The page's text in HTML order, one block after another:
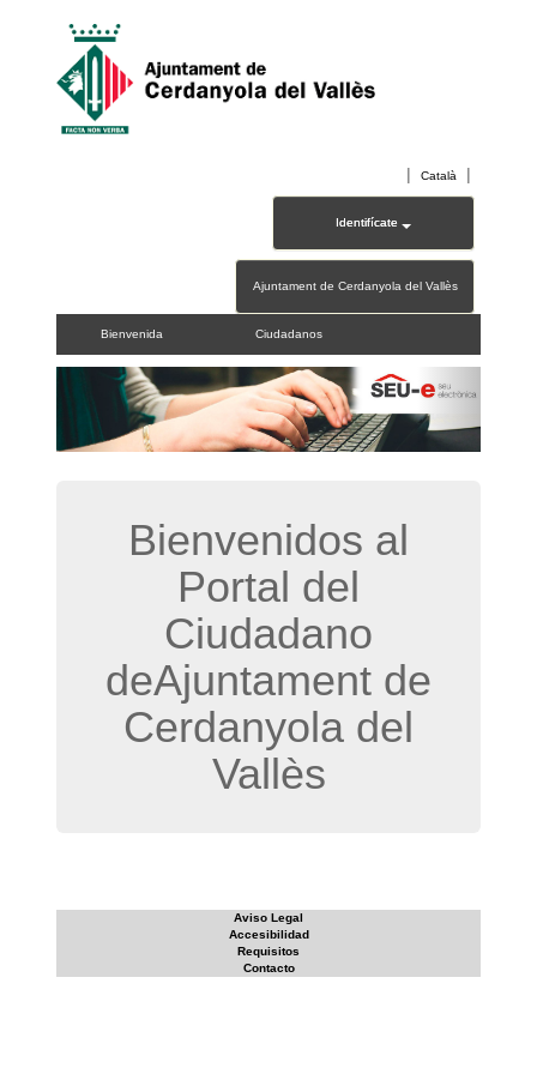
| Català |
Identifícate
Ajuntament de Cerdanyola del Vallès
Bienvenida Ciudadanos
Previous
Bienvenidos al
Portal del
Ciudadano
deAjuntament de
Cerdanyola del
Vallès
Aviso Legal
Accesibilidad
Requisitos
Contacto